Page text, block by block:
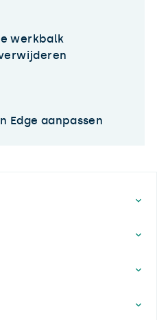
werkbalk
Edge aanpassen